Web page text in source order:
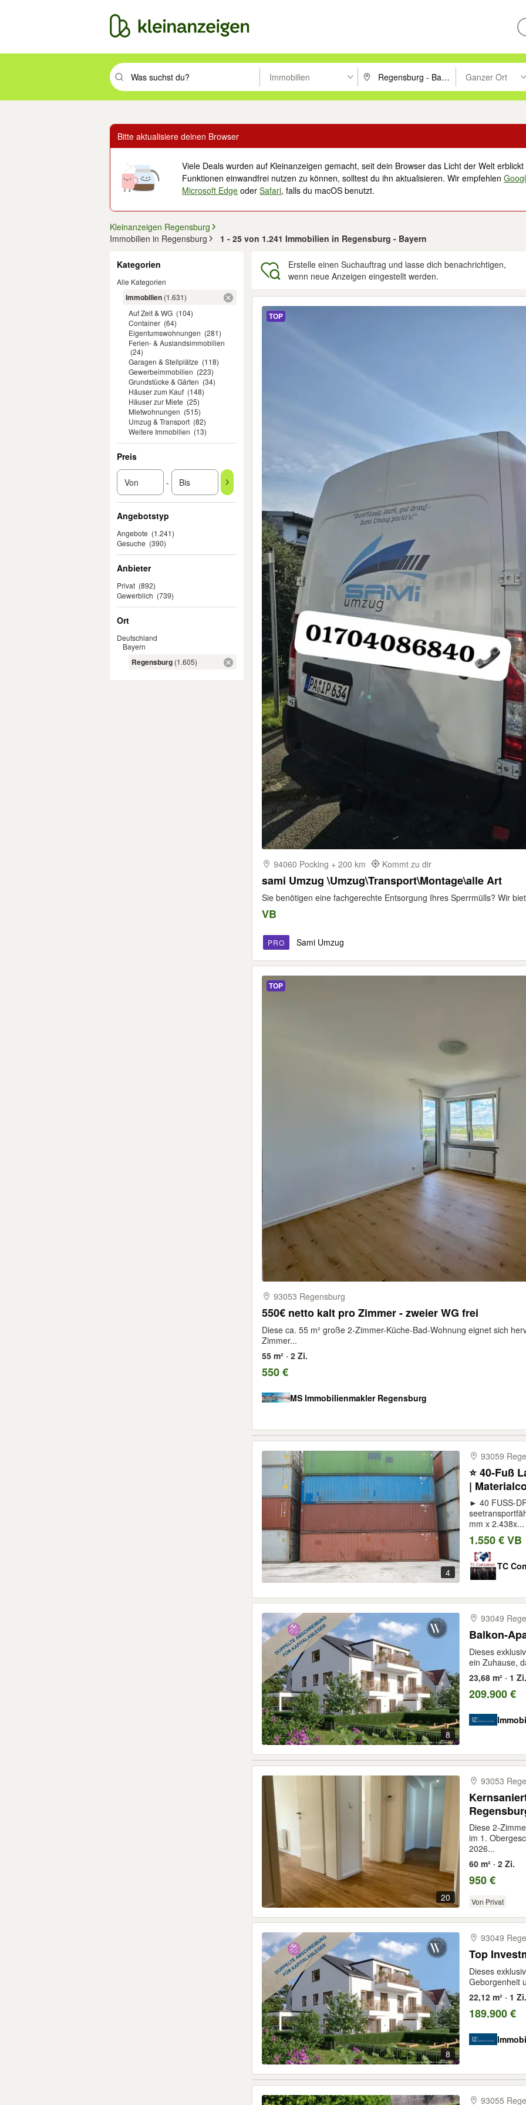
Suchbegriff eingeben. Eingabetaste drücken um zu suchen, oder Vorschläge mit den Pfeiltasten nach oben/
Immobilien PLZ oder Ort eingeben. Eingabetaste
Ganzer Ort
Suche im
Bitte aktualisiere deinen Browser
Viele Deals wurden auf Kleinanzeigen gemacht, seit dein Browser das Licht der Welt
Funktionen einwandfrei nutzen zu können, solltest du ihn aktualisieren. Wir empfehlen
Microsoft Edge oderSafari, falls du macOS benutzt.
Kleinanzeigen Regensburg
Immobilien in Regensburg
1 - 25 von 1.241 Immobilien in Regensburg - Bayern
Kategorien
Alle Kategorien
Immobilien (1.631)
Auf Zeit & WG (104)
Container (64)
Eigentumswohnungen (281)
Ferien- & Auslandsimmobilien
(24)
Garagen & Stellplätze (118)
Gewerbeimmobilien (223)
Grundstücke & Gärten (34)
Häuser zum Kauf (148)
Häuser zur Miete (25)
Mietwohnungen (515)
Umzug & Transport (82)
Weitere Immobilien (13)
Preis
-
Angebotstyp
Angebote (1.241)
Gesuche (390)
Anbieter
Privat (892)
Gewerblich (739)
Ort
Deutschland
Bayern
Regensburg (1.605)
Erstelle einen Suchauftrag und lasse dich benachrichtigen,
wenn neue Anzeigen eingestellt werden.
TOP
94060 Pocking + 200 km Kommt zu dir
sami Umzug \Umzug\Transport\Montage\alle Art
Sie benötigen eine fachgerechte Entsorgung Ihres Sperrmülls? Wir
VB
PRO Sami Umzug
TOP
93053 Regensburg
550€ netto kalt pro Zimmer - zweier WG frei
Diese ca. 55 m² große 2-Zimmer-Küche-Bad-Wohnung eignet sich
Zimmer...
55 m² · 2 Zi.
550 €
MS Immobilienmakler Regensburg
4
93059
⭐ 40-Fuß
|
► 40 FUSS-
mm x 2.438x...
1.550 € VB
TC
8
93049
Balkon-
Dieses
ein Zuhause,
23,68 m² · 1 Zi.
209.900 €
20
93053
Diese 2-
im 1.
2026...
60 m² · 2 Zi.
950 €
Von Privat
8
93049
Top
Dieses
Geborgenheit
22,12 m² · 1 Zi.
189.900 €
93055